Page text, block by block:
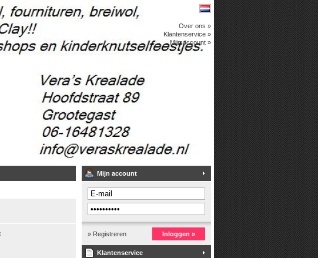
Over ons »
Klantenservice »
Mijn account »
Mijn account
» Registreren Inloggen »
Klantenservice